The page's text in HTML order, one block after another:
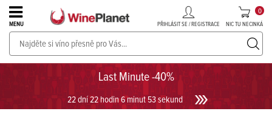
Last Minute -40%
22 dní 22 hodin 6 minut 53 sekund
MENU PŘIHLÁSIT SE / REGISTRACE NIC TU NECINKÁ
0
PROSECCO v akci až do -30%!UKÁZAT PROSECCO